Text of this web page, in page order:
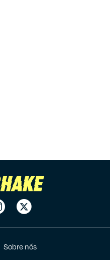
Sobre nós